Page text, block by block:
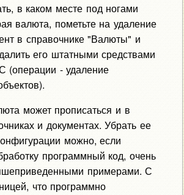
в каком месте под ногами
валюта, пометьте на удаление
в справочнике "Валюты" и
его штатными средствами
(операции - удаление
может прописаться и в
и документах. Убрать ее
можно, если
программный код, очень
примерами. С
что программно